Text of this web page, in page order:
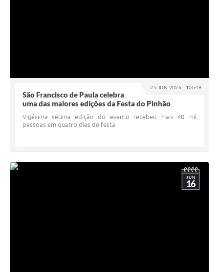
25 JUN 2026 - 10h49
São Francisco de Paula celebra
uma das maiores edições da Festa do Pinhão
Vigésima sétima edição do evento recebeu mais 40 mil
pessoas em quatro dias de festa
JUN
16